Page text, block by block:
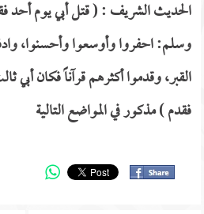
الحديث الشريف : ( قتل أبي يوم أحد
وسلم: احفروا وأوسعوا وأحسنوا،
القبر، وقدموا أكثرهم قرآناً فكان أبي
فقدم ) مذكور في المواضع التالية